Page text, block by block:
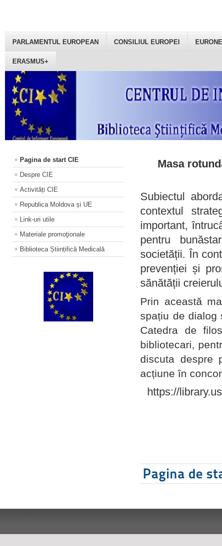
PARLAMENTUL EUROPEAN CONSILIUL EUROPEI
ERASMUS+
Pagina de start CIE
Despre CIE
Activități CIE
Republica Moldova și UE
Link-uri utile
Materiale promoţionale
Biblioteca Științifică Medicală
Masa
Subiectul
contextul
important,
pentru
societății. În
prevenției și
sănătății
Prin această
spațiu de dialog
Catedra de
bibliotecari,
discuta despre
acțiune în
https://
Pagina de